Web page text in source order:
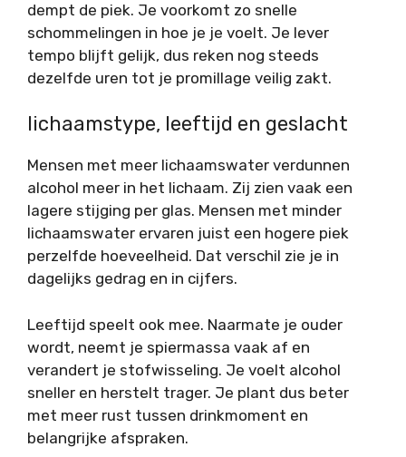
dempt de piek. Je voorkomt zo snelle
schommelingen in hoe je je voelt. Je lever
tempo blijft gelijk, dus reken nog steeds
dezelfde uren tot je promillage veilig zakt.
lichaamstype, leeftijd en geslacht
Mensen met meer lichaamswater verdunnen
alcohol meer in het lichaam. Zij zien vaak een
lagere stijging per glas. Mensen met minder
lichaamswater ervaren juist een hogere piek
perzelfde hoeveelheid. Dat verschil zie je in
dagelijks gedrag en in cijfers.
Leeftijd speelt ook mee. Naarmate je ouder
wordt, neemt je spiermassa vaak af en
verandert je stofwisseling. Je voelt alcohol
sneller en herstelt trager. Je plant dus beter
met meer rust tussen drinkmoment en
belangrijke afspraken.